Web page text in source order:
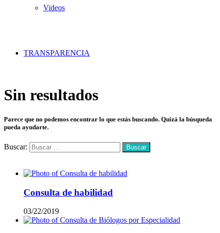
Videos
TRANSPARENCIA
Sin resultados
Parece que no podemos encontrar lo que estás buscando. Quizá la búsqueda
pueda ayudarte.
Buscar:
Consulta de habilidad
03/22/2019